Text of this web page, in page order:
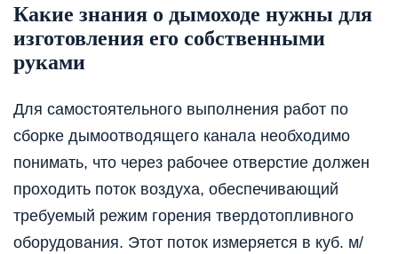
Какие знания о дымоходе нужны для
изготовления его собственными
руками
Для самостоятельного выполнения работ по
сборке дымоотводящего канала необходимо
понимать, что через рабочее отверстие должен
проходить поток воздуха, обеспечивающий
требуемый режим горения твердотопливного
оборудования. Этот поток измеряется в куб. м/